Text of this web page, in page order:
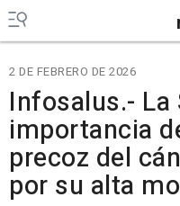
2 DE FEBRERO DE 2026
Infosalus.- La
importancia
precoz del
por su alta